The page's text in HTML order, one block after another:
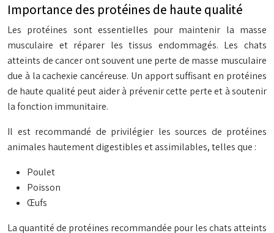
Importance des protéines de haute qualité
Les protéines sont essentielles pour maintenir la masse
musculaire et réparer les tissus endommagés. Les chats
atteints de cancer ont souvent une perte de masse musculaire
due à la cachexie cancéreuse. Un apport suffisant en protéines
de haute qualité peut aider à prévenir cette perte et à soutenir
la fonction immunitaire.
Il est recommandé de privilégier les sources de protéines
animales hautement digestibles et assimilables, telles que :
Poulet
Poisson
Œufs
La quantité de protéines recommandée pour les chats atteints